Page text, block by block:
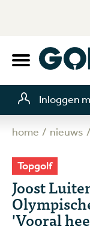
Inloggen
home nieuws
Topgolf
Joost
'Vooral